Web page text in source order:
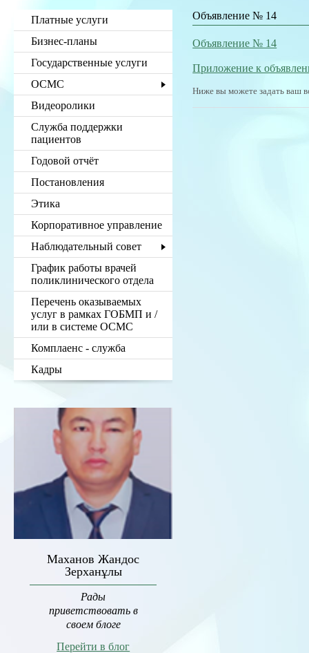
Платные услуги
Бизнес-планы
Государственные услуги
ОСМС
Видеоролики
Служба поддержки
пациентов
Годовой отчёт
Постановления
Этика
Корпоративное управление
Наблюдательный совет
График работы врачей
поликлинического отдела
Перечень оказываемых
услуг в рамках ГОБМП и /
или в системе ОСМС
Комплаенс - служба
Кадры
Маханов Жандос
Зерханұлы
Рады
приветствовать в
своем блоге
Перейти в блог
Объявление № 14
Объявление № 14
Приложение к
Ниже вы можете задать ваш